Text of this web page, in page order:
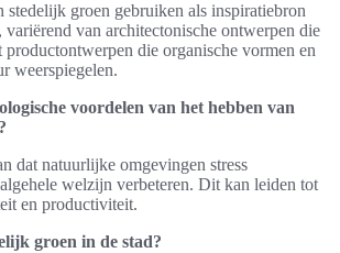
stedelijk groen gebruiken als inspiratiebron
van architectonische ontwerpen die
productontwerpen die organische vormen en
weerspiegelen.
voordelen van het hebben van
dat natuurlijke omgevingen stress
welzijn verbeteren. Dit kan leiden tot
en productiviteit.
groen in de stad?